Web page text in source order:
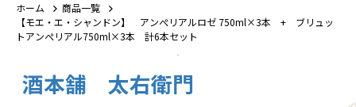
ホーム
商品一覧
【モエ・エ・シャンドン】 アンぺリアルロゼ 750ml×3本 + ブリュッ
トアンぺリアル750ml×3本 計6本セット
酒本舗 太右衛門